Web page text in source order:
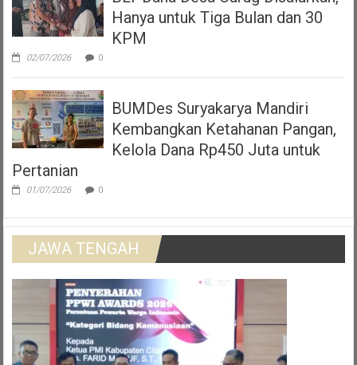
Hanya untuk Tiga Bulan dan 30
KPM
02/07/2026 0
BUMDes Suryakarya Mandiri
Kembangkan Ketahanan Pangan,
Kelola Dana Rp450 Juta untuk
Pertanian
01/07/2026 0
JAWA TENGAH